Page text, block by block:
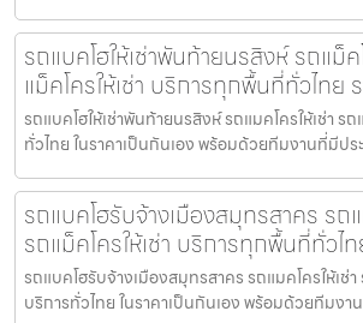
รถแบคโฮให้เช่าพันท้ายนรสิงห์ รถแม็
แม็คโครให้เช่า บริการทุกพื้นที่ทั่วไทย
รถแบคโฮให้เช่าพันท้ายนรสิงห์ รถแมคโครให้เช่า ร
ทั่วไทย ในราคาเป็นกันเอง พร้อมด้วยทีมงานที่มีปร
รถแบคโฮรับจ้างเมืองสมุทรสาคร รถ
รถแม็คโครให้เช่า บริการทุกพื้นที่ทั่วไ
รถแบคโฮรับจ้างเมืองสมุทรสาคร รถแมคโครให้เช่
บริการทั่วไทย ในราคาเป็นกันเอง พร้อมด้วยทีมงา